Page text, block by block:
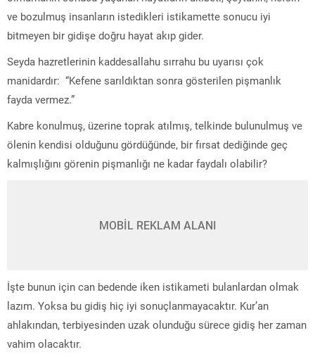
ve bozulmuş insanların istedikleri istikamette sonucu iyi
bitmeyen bir gidişe doğru hayat akıp gider.
Seyda hazretlerinin kaddesallahu sırrahu bu uyarısı çok
manidardır: “Kefene sarıldıktan sonra gösterilen pişmanlık
fayda vermez.”
Kabre konulmuş, üzerine toprak atılmış, telkinde bulunulmuş ve
ölenin kendisi olduğunu gördüğünde, bir fırsat dediğinde geç
kalmışlığını görenin pişmanlığı ne kadar faydalı olabilir?
MOBİL REKLAM ALANI
İşte bunun için can bedende iken istikameti bulanlardan olmak
lazım. Yoksa bu gidiş hiç iyi sonuçlanmayacaktır. Kur’an
ahlakından, terbiyesinden uzak olunduğu sürece gidiş her zaman
vahim olacaktır.